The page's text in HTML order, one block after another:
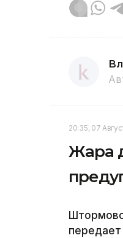
20:35, 07
Жара
передает